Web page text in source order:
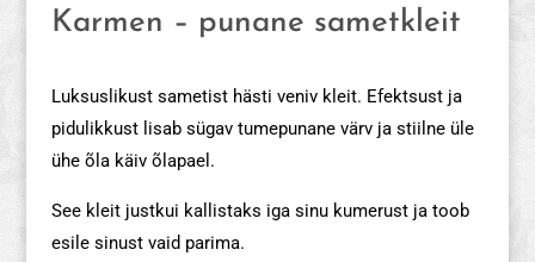
Karmen – punane sametkleit
Luksuslikust sametist hästi veniv kleit. Efektsust ja
pidulikkust lisab sügav tumepunane värv ja stiilne üle
ühe õla käiv õlapael.
See kleit justkui kallistaks iga sinu kumerust ja toob
esile sinust vaid parima.